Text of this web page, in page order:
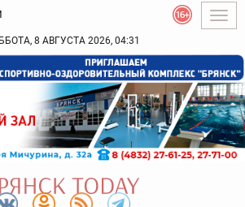
8 АВГУСТА 2026, 04:31